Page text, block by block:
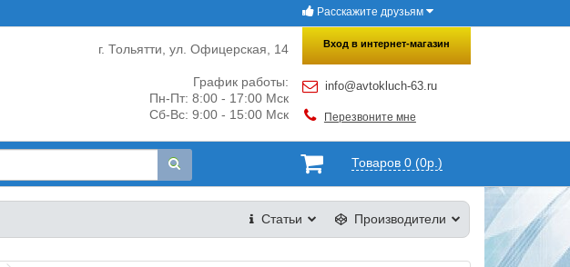
×
Расскажите друзьям
Вход в интернет-магазин
info@avtokluch-63.ru
Перезвоните мне
г. Тольятти, ул. Офицерская, 14
График работы:
Пн-Пт: 8:00 - 17:00 Мск
Сб-Вс: 9:00 - 15:00 Мск
Товаров 0 (0р.)
Производители
Статьи